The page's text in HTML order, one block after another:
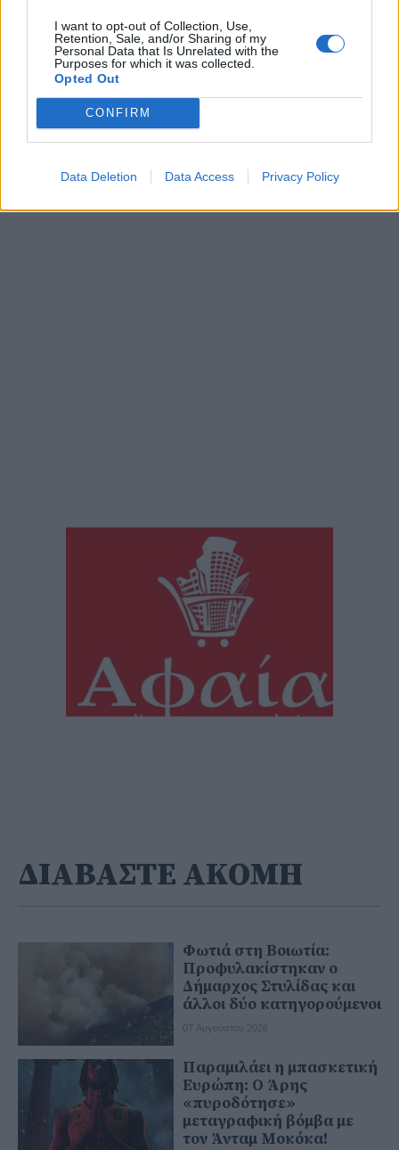
I want to opt-out of Collection, Use,
Retention, Sale, and/or Sharing of my
Personal Data that Is Unrelated with the
Purposes for which it was collected.
Opted Out
CONFIRM
Data Deletion Data Access Privacy Policy
ΔΙΑΒΑΣΤΕ ΑΚΟΜΗ
Φωτιά στη Βοιωτία:
Προφυλακίστηκαν ο
Δήμαρχος Στυλίδας και
άλλοι δύο κατηγορούμενοι
07 Αυγούστου 2026
Παραμιλάει η μπασκετική
Ευρώπη: Ο Άρης
«πυροδότησε»
μεταγραφική βόμβα με
τον Άνταμ Μοκόκα!